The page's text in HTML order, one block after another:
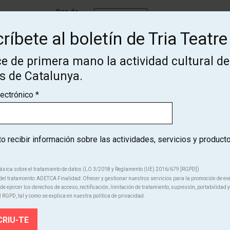
Des de
¡Suscríbete al boletín de Tria
de primera mano la actividad cultural de los teatros de
al boletín de Tria Teatre
de primera mano la actividad cultural
de Catalunya.
*
recibir información sobre las actividades, servicios y
sobre el tratamiento de datos (LO 3/2018 y Reglamento (UE) 2016/679 ]RGPD])
tratamiento: ADETCA Finalidad: Ofrecer y gestionar nuestros servicios para la promoción de
ejercer los derechos de acceso, rectificación, limitación de tratamiento, supresión, portabilidad y
RGPD, tal y como se explica en nuestra política de privacidad.